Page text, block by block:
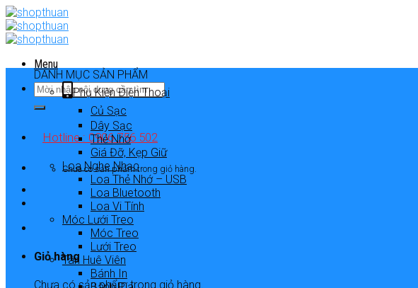
Skip
to
content
Menu
Hotline : 0906 756 502
Chưa có sản phẩm trong giỏ hàng.
Giỏ hàng
Chưa có sản phẩm trong giỏ hàng.
DANH MỤC SẢN PHẨM
Phụ Kiện Điện Thoại
Củ Sạc
Dây Sạc
Thẻ Nhớ
Giá Đỡ, Kẹp Giữ
Loa Nghe Nhạc
Loa Thẻ Nhớ – USB
Loa Bluetooth
Loa Vi Tính
Móc Lưới Treo
Móc Treo
Lưới Treo
Tân Huê Viên
Bánh In